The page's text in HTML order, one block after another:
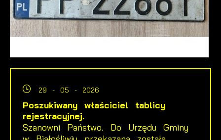
29 - 05 - 2026
Poszukiwany właściciel tablicy
rejestracyjnej.
Szanowni Państwo. Do Urzędu Gminy